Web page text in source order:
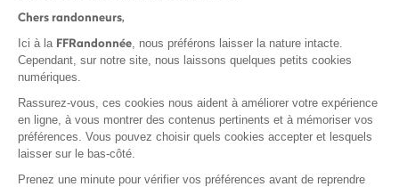
Protection des données
Politique de confidentialité
Chers randonneurs,
Ici à la FFRandonnée, nous préférons laisser la nature intacte.
Cependant, sur notre site, nous laissons quelques petits cookies
numériques.
Rassurez-vous, ces cookies nous aident à améliorer votre expérience
en ligne, à vous montrer des contenus pertinents et à mémoriser vos
préférences. Vous pouvez choisir quels cookies accepter et lesquels
laisser sur le bas-côté.
Prenez une minute pour vérifier vos préférences avant de reprendre